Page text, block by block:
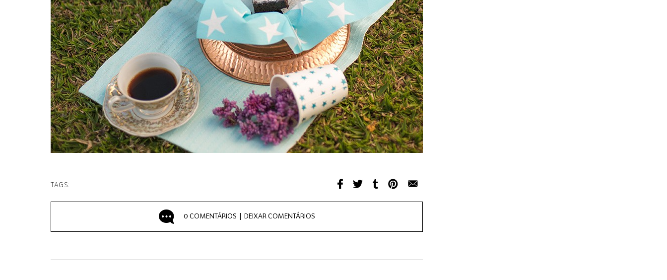
TAGS:
0 COMENTÁRIOS | DEIXAR COMENTÁRIOS